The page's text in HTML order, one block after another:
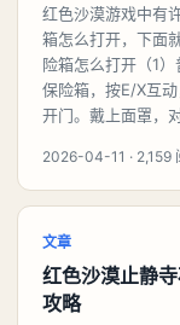
红色沙漠游戏中有
箱怎么打开，下面
险箱怎么打开（1
保险箱，按E/X互
开门。戴上面罩，
2026-04-11 · 2,159
文章
红色沙漠止静
攻略